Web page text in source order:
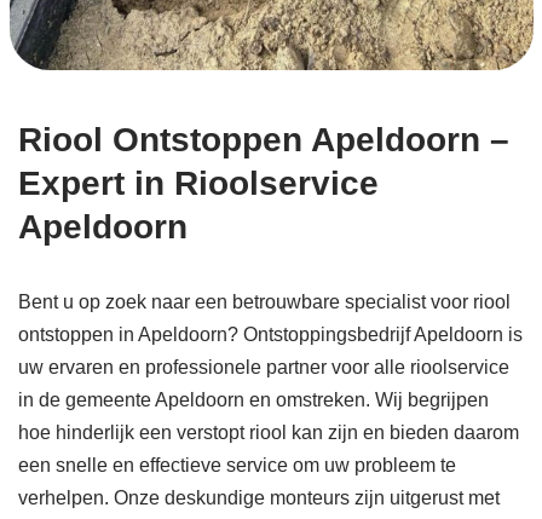
Riool Ontstoppen Apeldoorn –
Expert in Rioolservice
Apeldoorn
Bent u op zoek naar een betrouwbare specialist voor riool
ontstoppen in Apeldoorn? Ontstoppingsbedrijf Apeldoorn is
uw ervaren en professionele partner voor alle rioolservice
in de gemeente Apeldoorn en omstreken. Wij begrijpen
hoe hinderlijk een verstopt riool kan zijn en bieden daarom
een snelle en effectieve service om uw probleem te
verhelpen. Onze deskundige monteurs zijn uitgerust met